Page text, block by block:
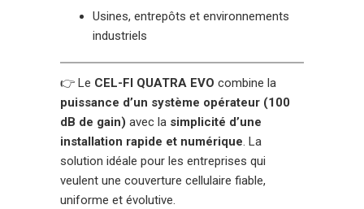
Usines, entrepôts et environnements
industriels
👉 Le CEL-FI QUATRA EVO combine la
puissance d’un système opérateur (100
dB de gain) avec la simplicité d’une
installation rapide et numérique. La
solution idéale pour les entreprises qui
veulent une couverture cellulaire fiable,
uniforme et évolutive.